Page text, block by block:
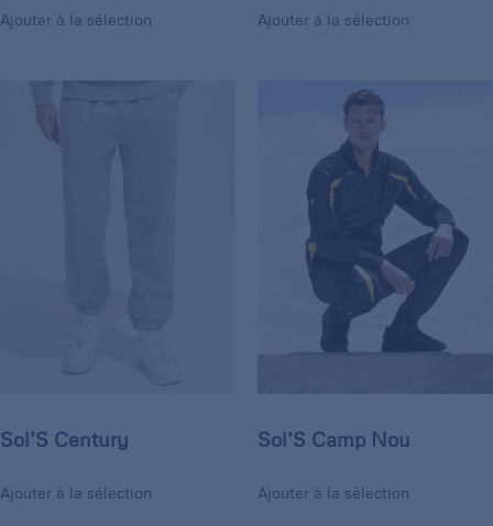
Ajouter à la sélection Ajouter à la sélection
Sol’S Century
Ajouter à la sélection
Sol’S Camp Nou
Ajouter à la sélection